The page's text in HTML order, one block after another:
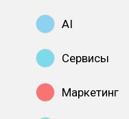
AI
Сервисы
Маркетинг